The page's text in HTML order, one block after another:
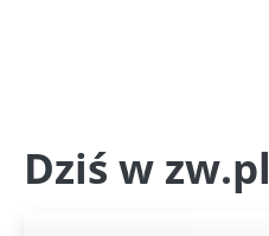
Dziś w zw.pl